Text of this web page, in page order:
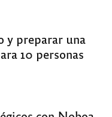
y preparar una
10 personas